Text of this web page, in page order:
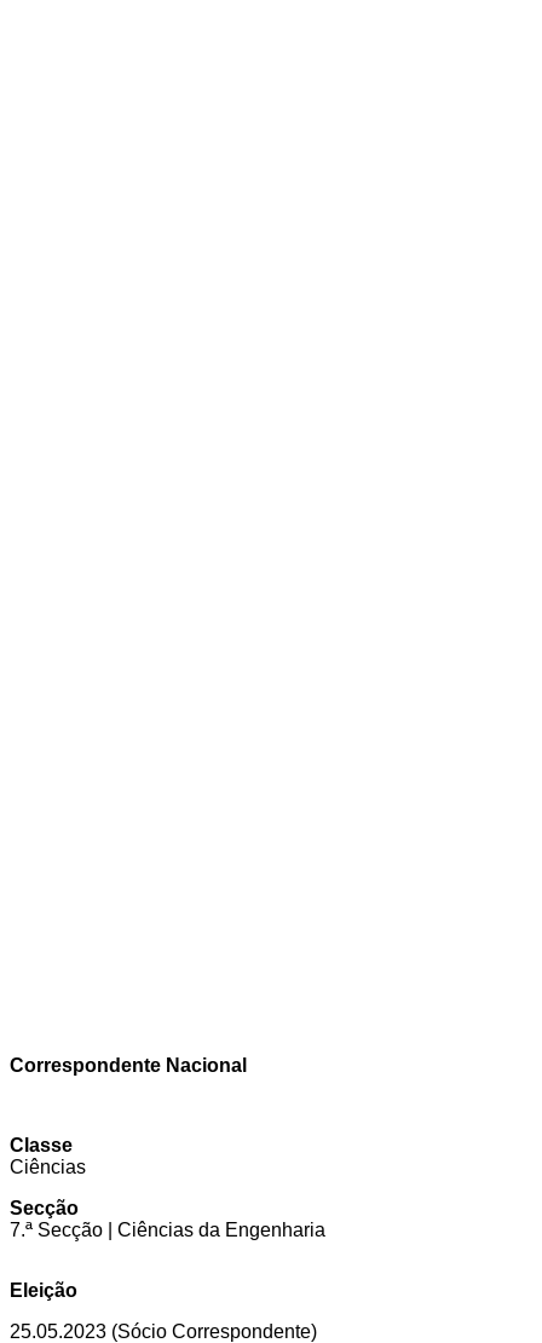
Correspondente Nacional
Classe
Ciências
Secção
7.ª Secção | Ciências da Engenharia
Eleição
25.05.2023 (Sócio Correspondente)